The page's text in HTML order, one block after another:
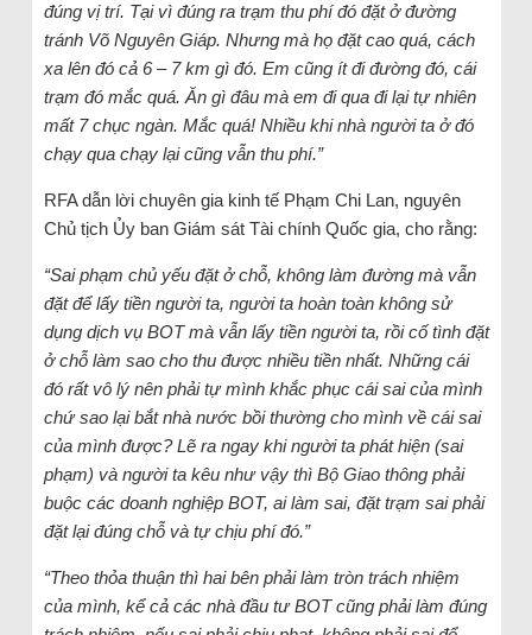
đúng vị trí. Tại vì đúng ra trạm thu phí đó đặt ở đường
tránh Võ Nguyên Giáp. Nhưng mà họ đặt cao quá, cách
xa lên đó cả 6 – 7 km gì đó. Em cũng ít đi đường đó, cái
trạm đó mắc quá. Ăn gì đâu mà em đi qua đi lại tự nhiên
mất 7 chục ngàn. Mắc quá! Nhiều khi nhà người ta ở đó
chạy qua chạy lại cũng vẫn thu phí.”
RFA dẫn lời chuyên gia kinh tế Phạm Chi Lan, nguyên
Chủ tịch Ủy ban Giám sát Tài chính Quốc gia, cho rằng:
“Sai phạm chủ yếu đặt ở chỗ, không làm đường mà vẫn
đặt để lấy tiền người ta, người ta hoàn toàn không sử
dụng dịch vụ BOT mà vẫn lấy tiền người ta, rồi cố tình đặt
ở chỗ làm sao cho thu được nhiều tiền nhất. Những cái
đó rất vô lý nên phải tự mình khắc phục cái sai của mình
chứ sao lại bắt nhà nước bồi thường cho mình về cái sai
của mình được? Lẽ ra ngay khi người ta phát hiện (sai
phạm) và người ta kêu như vậy thì Bộ Giao thông phải
buộc các doanh nghiệp BOT, ai làm sai, đặt trạm sai phải
đặt lại đúng chỗ và tự chịu phí đó.”
“Theo thỏa thuận thì hai bên phải làm tròn trách nhiệm
của mình, kể cả các nhà đầu tư BOT cũng phải làm đúng